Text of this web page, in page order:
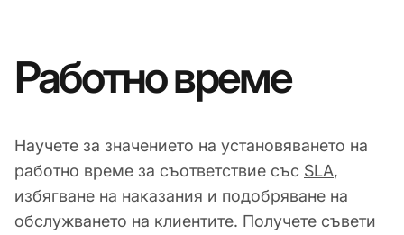
Работно време
Научете за значението на установяването на
работно време за съответствие със SLA,
избягване на наказания и подобряване на
обслужването на клиентите. Получете съвети